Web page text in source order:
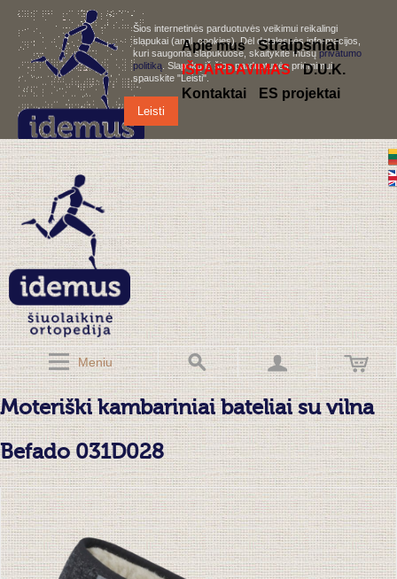
Šios internetinės parduotuvės veikimui reikalingi
slapukai (angl. cookies). Dėl detalesnės informacijos,
kuri saugoma slapukuose, skaitykite mūsųprivatumo
politiką . Slapukų iš šios parduotuvės priėmimui,
spauskite "Leisti".
Leisti
Meniu
Apie mus Straipsniai
IŠPARDAVIMAS
D.U.K.
Kontaktai
ES projektai
Moteriški kambariniai bateliai su vilna
Befado 031D028